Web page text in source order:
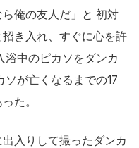
俺の友人だ」と 初対
き入れ、すぐに心を許
浴中のピカソをダンカ
が亡くなるまでの17
た。
入りして撮ったダンカ